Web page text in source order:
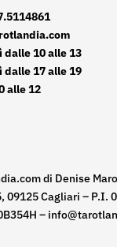
10 alle 13
17 alle 19
alle 12
di Denise
09125 Cagliari – P.I.
–